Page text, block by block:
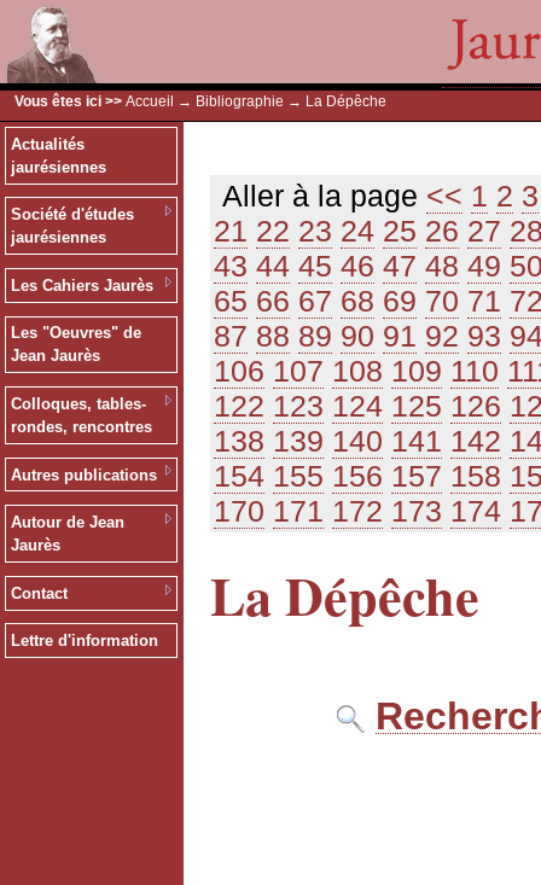
Vous êtes ici >> Accueil → Bibliographie → La Dépêche
Actualités
jaurésiennes
Société d'études
jaurésiennes
Les Cahiers Jaurès
Les "Oeuvres" de
Jean Jaurès
Colloques, tables-
rondes, rencontres
Autres publications
Autour de Jean
Jaurès
Contact
Lettre d'information
Aller à la page << 1 2 3
21 22 23 24 25 26 27
43 44 45 46 47 48 49
65 66 67 68 69 70 71
87 88 89 90 91 92 93
106 107 108 109 110
122 123 124 125 126
138 139 140 141 142
154 155 156 157 158
170 171 172 173 174
La Dépêche